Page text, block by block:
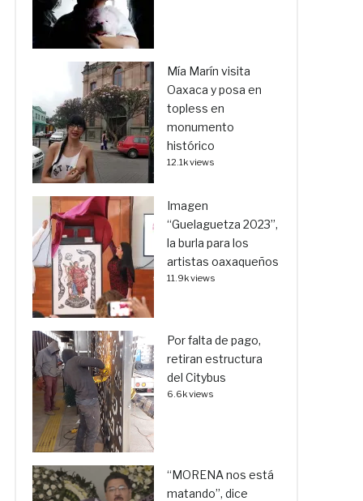
Mía Marín visita
Oaxaca y posa en
topless en
monumento
histórico
12.1k views
Imagen
“Guelaguetza 2023”,
la burla para los
artistas oaxaqueños
11.9k views
Por falta de pago,
retiran estructura
del Citybus
6.6k views
“MORENA nos está
matando”, dice